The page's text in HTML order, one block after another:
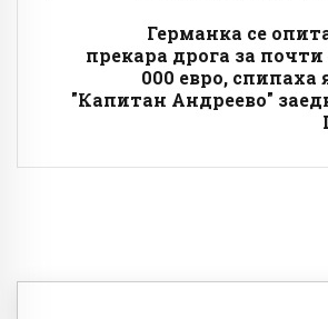
Германка се
прекара дрога за почти
000 евро, спипаха
"Капитан Андреево"